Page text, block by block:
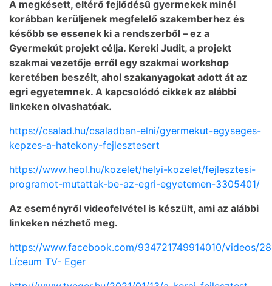
A megkésett, eltérő fejlődésű gyermekek minél
korábban kerüljenek megfelelő szakemberhez és
később se essenek ki a rendszerből – ez a
Gyermekút projekt célja. Kereki Judit, a projekt
szakmai vezetője erről egy szakmai workshop
keretében beszélt, ahol szakanyagokat adott át az
egri egyetemnek. A kapcsolódó cikkek az alábbi
linkeken olvashatóak.
https://csalad.hu/csaladban-elni/gyermekut-egyseges-
kepzes-a-hatekony-fejlesztesert
https://www.heol.hu/kozelet/helyi-kozelet/fejlesztesi-
programot-mutattak-be-az-egri-egyetemen-3305401/
Az eseményről videofelvétel is készült, ami az alábbi
linkeken nézhető meg.
https://www.facebook.com/934721749914010/videos/
Líceum TV- Eger